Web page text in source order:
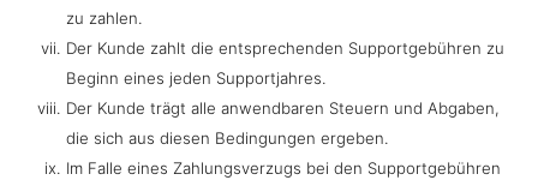
zu zahlen.
Der Kunde zahlt die entsprechenden Supportgebühren zu
Beginn eines jeden Supportjahres.
Der Kunde trägt alle anwendbaren Steuern und Abgaben,
die sich aus diesen Bedingungen ergeben.
Im Falle eines Zahlungsverzugs bei den Supportgebühren